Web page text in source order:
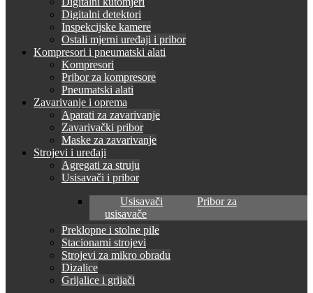
Digitalni detektori
Inspekcijske kamere
Ostali mjerni uređaji i pribor
Kompresori i pneumatski alati
Kompresori
Pribor za kompresore
Pneumatski alati
Zavarivanje i oprema
Aparati za zavarivanje
Zavarivački pribor
Maske za zavarivanje
Strojevi i uređaji
Agregati za struju
Usisavači i pribor
Usisavači
Pribor za
usisavače
Preklopne i stolne pile
Stacionarni strojevi
Strojevi za mikro obradu
Dizalice
Grijalice i grijači